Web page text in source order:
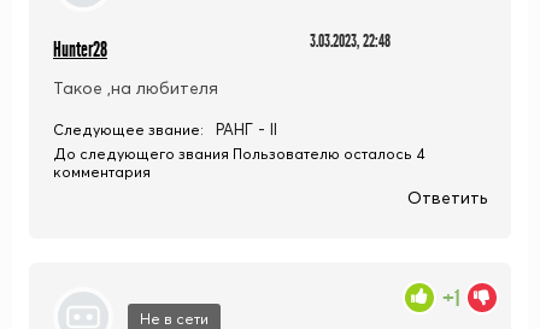
Hunter28 3.03.2023, 22:48
Такое ,на любителя
Следующее звание: РАНГ - II
До следующего звания Пользователю осталось 4
комментария
Ответить
Не в сети
+1